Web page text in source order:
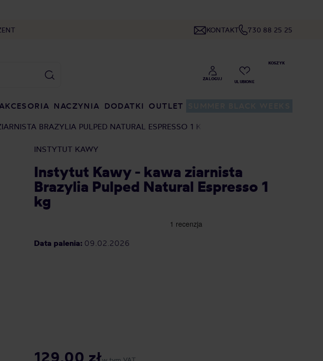
KONTAKT 730 88 25 25
NACZYNIA DODATKI OUTLET
BRAZYLIA PULPED NATURAL ESPRESSO 1 KG
INSTYTUT KAWY
Instytut Kawy - kawa ziarnista
Brazylia Pulped Natural Espresso 1
kg
Data palenia: 09.02.2026
129,00 zł